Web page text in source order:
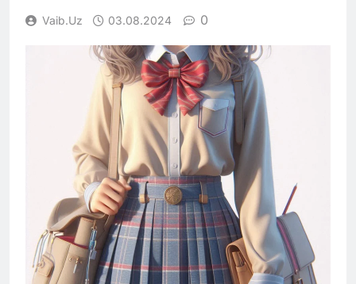
Vaib.uz 03.08.2024 0